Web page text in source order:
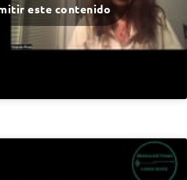
este contenido